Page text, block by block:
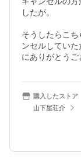
したが。
そうしたらこ
ンセルしてい
にありがとうご
購入したストア
山下屋荘介